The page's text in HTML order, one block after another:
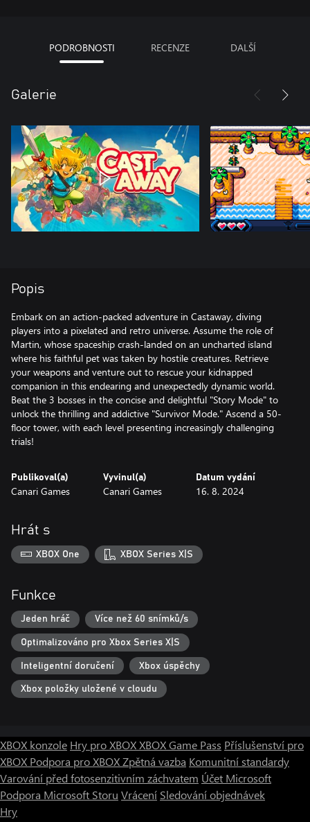
PODROBNOSTI RECENZE DALŠÍ
Galerie
Popis
Embark on an action-packed adventure in Castaway, diving
players into a pixelated and retro universe. Assume the role of
Martin, whose spaceship crash-landed on an uncharted island
where his faithful pet was taken by hostile creatures. Retrieve
your weapons and venture out to rescue your kidnapped
companion in this endearing and unexpectedly dynamic world.
Beat the 3 bosses in the concise and delightful "Story Mode" to
unlock the thrilling and addictive "Survivor Mode." Ascend a 50-
floor tower, with each level presenting increasingly challenging
trials!
Publikoval(a)
Canari Games
Vyvinul(a)
Canari Games
Datum vydání
16. 8. 2024
Hrát s
XBOX One XBOX Series X|S
Funkce
Jeden hráč Více než 60 snímků/s
Optimalizováno pro Xbox Series X|S
Inteligentní doručení Xbox úspěchy
Xbox položky uložené v cloudu
XBOX konzole Hry pro XBOXXBOX Game Pass Příslušenství pro
XBOX Podpora pro XBOXZpětná vazba Komunitní standardy
Varování před fotosenzitivním záchvatem Účet Microsoft
Podpora Microsoft Storu Vrácení Sledování objednávek
Hry